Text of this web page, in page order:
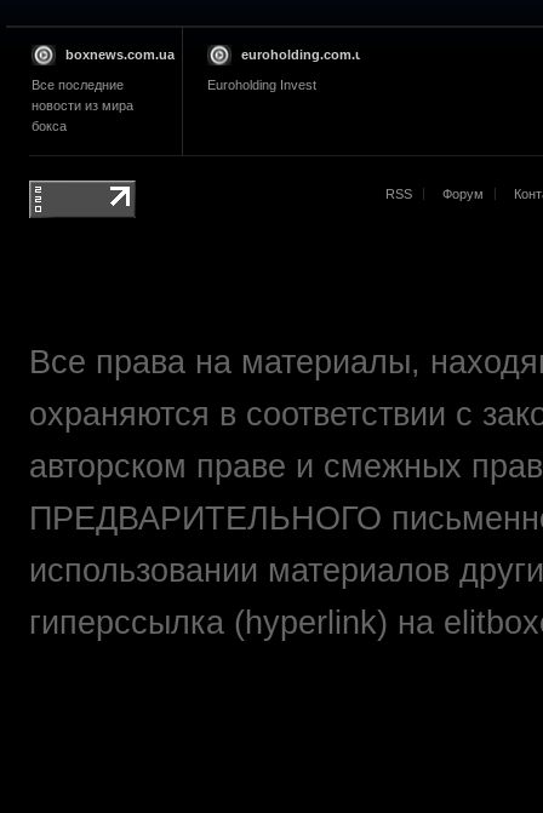
boxnews.com.ua
Все последние
новости из мира
бокса
euroholding.com.ua
Euroholding Invest
RSS Форум
Все права на материалы,
охраняются в соответствии с
авторском праве и смежных
ПРЕДВАРИТЕЛЬНОГО
использовании материалов
гиперссылка (hyperlink) на